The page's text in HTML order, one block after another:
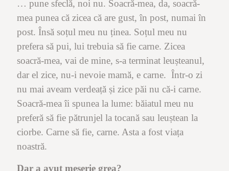
… pune sfeclă, noi nu. Soacră-mea, da, soacră-
mea punea că zicea că are gust, în post, numai în
post. Însă soțul meu nu ținea. Soțul meu nu
prefera să pui, lui trebuia să fie carne. Zicea
soacră-mea, vai de mine, s-a terminat leușteanul,
dar el zice, nu-i nevoie mamă, e carne. Într-o zi
nu mai aveam verdeață și zice păi nu că-i carne.
Soacră-mea îi spunea la lume: băiatul meu nu
preferă să fie pătrunjel la tocană sau leuștean la
ciorbe. Carne să fie, carne. Asta a fost viața
noastră.
Dar a avut meserie grea?